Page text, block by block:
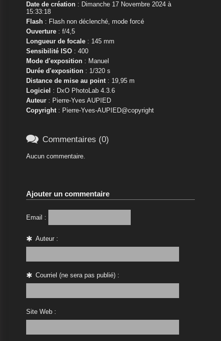
Date de création: Dimanche 17 Novembre 2024 à
15:33:18
Flash: Flash non déclenché, mode forcé
Ouverture: f/4,5
Longueur de focale: 145 mm
Sensibilité ISO: 400
Mode d'exposition: Manuel
Durée d'exposition: 1/320 s
Distance de mise au point: 19,95 m
Logiciel : DxO PhotoLab 4.3.6
Auteur: Pierre-Yves AUPIED
Copyright: Pierre-Yves-AUPIED@copyright
 Commentaires (0)
Aucun commentaire.
Ajouter un commentaire
Email :
Auteur :
Courriel (ne sera pas publié) :
Site Web :